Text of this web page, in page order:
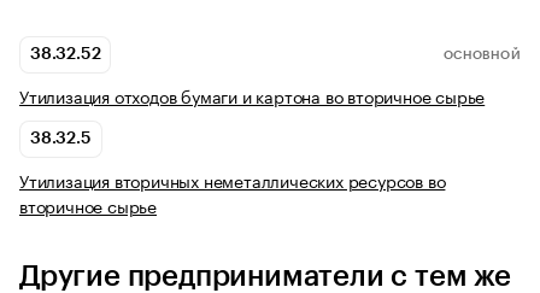
38.32.52 ОСНОВНОЙ
Утилизация отходов бумаги и картона во вторичное сырье
38.32.5
Утилизация вторичных неметаллических ресурсов во
вторичное сырье
Другие предприниматели с тем же